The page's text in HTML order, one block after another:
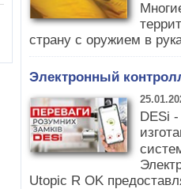
страну с оружием в
Электронный
DESi -
Utopic R OK